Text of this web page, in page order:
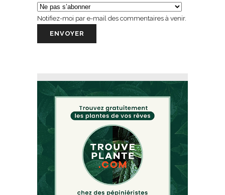
Notifiez-moi par e-mail des commentaires à venir.